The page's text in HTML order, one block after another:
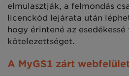
elmulasztják, a felmondás
licenckód lejárata után
hogy érintené az
kötelezettséget.
A MyGS1 zárt